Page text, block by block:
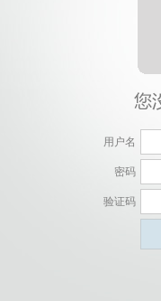
用户名
密码
验证码